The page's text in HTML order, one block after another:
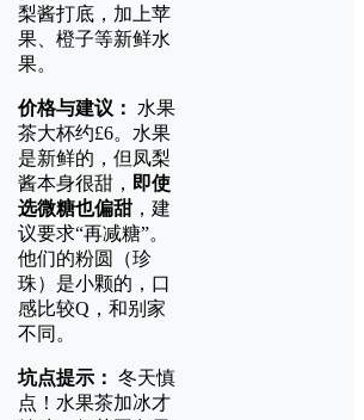
梨酱打底，加上苹
果、橙子等新鲜水
果。
价格与建议：
水果
茶大杯约£6。水果
是新鲜的，但凤梨
酱本身很甜， 即使
选微糖也偏甜 ，建
议要求“再减糖”。
他们的粉圆（珍
珠）是小颗的，口
感比较Q，和别家
不同。
坑点提示： 冬天慎
点！水果茶加冰才